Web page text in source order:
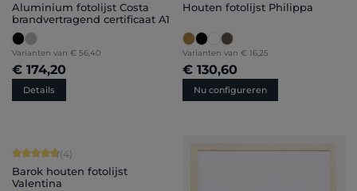
Aluminium fotolijst Costa
brandvertragend certificaat A1
Varianten van € 56,40
€ 174,20
Details
Houten fotolijst Philippa
Varianten van € 16,25
€ 130,60
Nu configureren
Gemiddelde waardering van 4.75 van 5 sterren
(4)
Barok houten fotolijst
Valentina